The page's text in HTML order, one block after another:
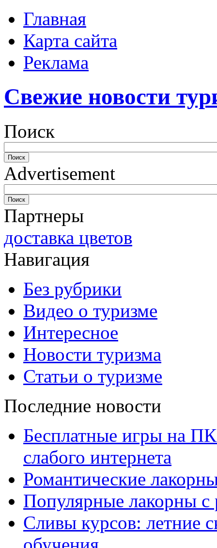
Главная
Карта сайта
Реклама
Свежие новости
Поиск
Advertisement
Партнеры
доставка цветов
Навигация
Без рубрики
Видео о туризме
Интересное
Новости туризма
Статьи о туризме
Последние новости
Бесплатные игры на
слабого интернета
Романтические
Популярные лакорны с
Сливы курсов: летние